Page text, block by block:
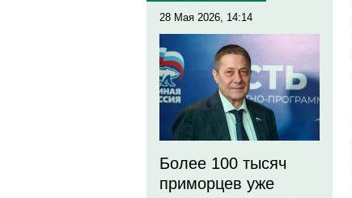
28 Мая 2026, 14:14
Более 100 тысяч
приморцев уже